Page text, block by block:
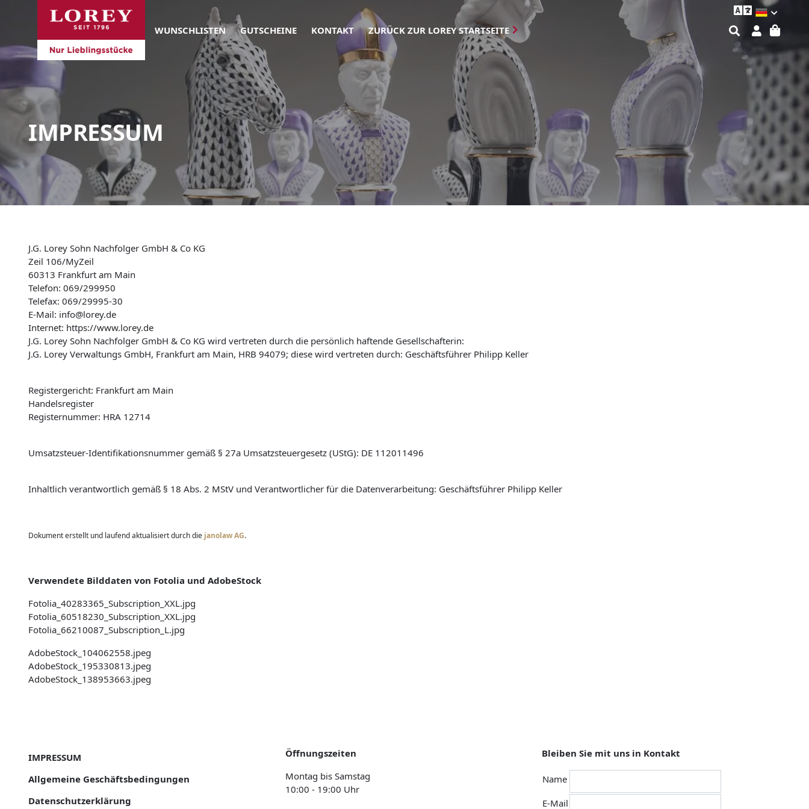
WUNSCHLISTEN GUTSCHEINE KONTAKT ZURÜCK ZUR LOREY STARTSEITE
IMPRESSUM
J.G. Lorey Sohn Nachfolger GmbH & Co KG
Zeil 106/MyZeil
60313 Frankfurt am Main
Telefon: 069/299950
Telefax: 069/29995-30
E-Mail: info@lorey.de
Internet: https://www.lorey.de
J.G. Lorey Sohn Nachfolger GmbH & Co KG wird vertreten durch die persönlich haftende Gesellschafterin:
J.G. Lorey Verwaltungs GmbH, Frankfurt am Main, HRB 94079; diese wird vertreten durch: Geschäftsführer Philipp Keller
Registergericht: Frankfurt am Main
Handelsregister
Registernummer: HRA 12714
Umsatzsteuer-Identifikationsnummer gemäß § 27a Umsatzsteuergesetz (UStG): DE 112011496
Inhaltlich verantwortlich gemäß § 18 Abs. 2 MStV und Verantwortlicher für die Datenverarbeitung: Geschäftsführer Philipp Keller
Dokument erstellt und laufend aktualisiert durch die janolaw AG.
Verwendete Bilddaten von Fotolia und AdobeStock
Fotolia_40283365_Subscription_XXL.jpg
Fotolia_60518230_Subscription_XXL.jpg
Fotolia_66210087_Subscription_L.jpg
AdobeStock_104062558.jpeg
AdobeStock_195330813.jpeg
AdobeStock_138953663.jpeg
IMPRESSUM
Allgemeine Geschäftsbedingungen
Datenschutzerklärung
Öffnungszeiten
Montag bis Samstag
10:00 - 19:00 Uhr
Bleiben Sie mit uns in Kontakt
Name
E-Mail